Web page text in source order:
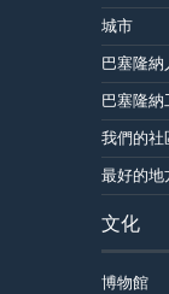
城市
巴塞隆納
巴塞隆納
我們的社
最好的地
文化
博物館